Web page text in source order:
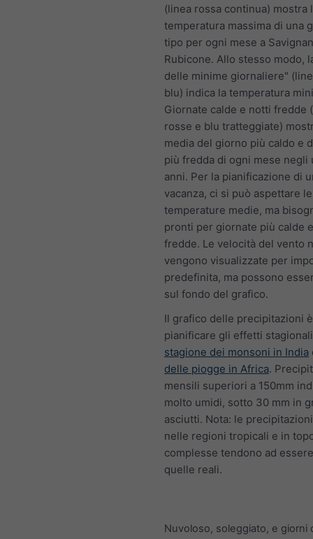
(linea rossa continua) mostra
temperatura massima di una
tipo per ogni mese a
Rubicone. Allo stesso modo,
delle minime giornaliere"
blu) indica la temperatura
Giornate calde e notti fredde
rosse e blu tratteggiate)
media del giorno più caldo e
più fredda di ogni mese negli
anni. Per la pianificazione di
vacanza, ci si può aspettare le
temperature medie, ma
pronti per giornate più calde
fredde. Le velocità del vento
vengono visualizzate per
predefinita, ma possono
sul fondo del grafico.
Il grafico delle precipitazioni
pianificare gli effetti
stagione dei monsoni in India
delle piogge in Africa.
mensili superiori a 150mm
molto umidi, sotto 30 mm in
asciutti. Nota: le
nelle regioni tropicali e in
complesse tendono ad
quelle reali.
Nuvoloso, soleggiato, e giorni